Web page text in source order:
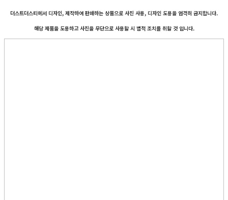
더스트더스티에서 디자인, 제작하여 판매하는 상품으로 사진 사용, 디자인 도용을 엄격히 금지합니다.
해당 제품을 도용하고 사진을 무단으로 사용할 시 법적 조치를 취할 것 입니다.